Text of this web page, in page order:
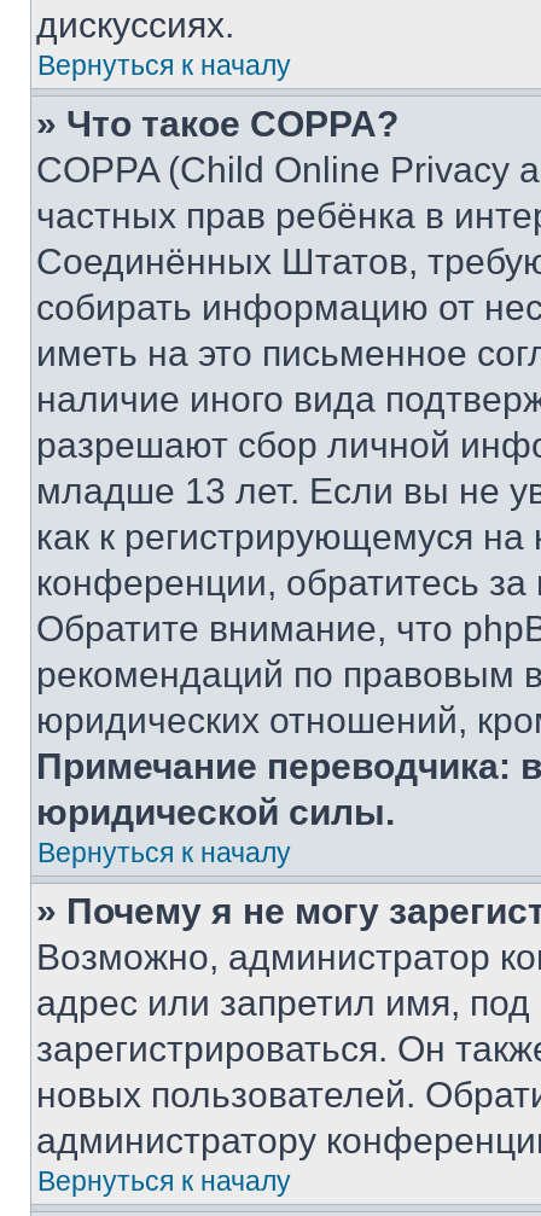
дискуссиях.
Вернуться к началу
» Что такое COPPA?
COPPA (Child Online Privacy
частных прав ребёнка в
Соединённых Штатов,
собирать информацию от
иметь на это письменное
наличие иного вида
разрешают сбор личной
младше 13 лет. Если вы не
как к регистрирующемуся
конференции, обратитесь
Обратите внимание, что
рекомендаций по правовым
юридических отношений,
Примечание переводчика:
юридической силы.
Вернуться к началу
» Почему я не могу
Возможно, администратор
адрес или запретил имя,
зарегистрироваться. Он
новых пользователей.
администратору
Вернуться к началу